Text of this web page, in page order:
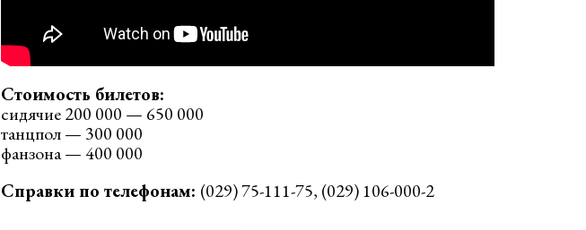
Стоимость билетов:
сидячие 200 000 — 650 000
танцпол — 300 000
фанзона — 400 000
Справки по телефонам: (029) 75-111-75, (029) 106-000-2